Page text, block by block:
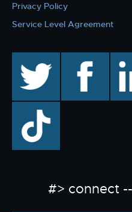
Privacy Policy
Service Level Agreement
facebook
TikTok
#> connect